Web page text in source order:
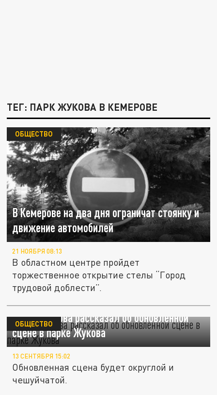
ТЕГ: ПАРК ЖУКОВА В КЕМЕРОВЕ
В Кемерове на два дня ограничат стоянку и
движение автомобилей
ОБЩЕСТВО
21 НОЯБРЯ 08:13
В областном центре пройдет
торжественное открытие стелы “Город
трудовой доблести”.
Мэр Кемерова рассказал об обновленной
сцене в парке Жукова
ОБЩЕСТВО
13 СЕНТЯБРЯ 15:02
Обновленная сцена будет округлой и
чешуйчатой.